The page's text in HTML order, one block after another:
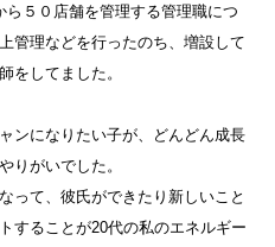
５０店舗を管理する管理職につ
管理などを行ったのち、増設して
をしてました。
ンになりたい子が、どんどん成長
りがいでした。
って、彼氏ができたり新しいこと
することが20代の私のエネルギー